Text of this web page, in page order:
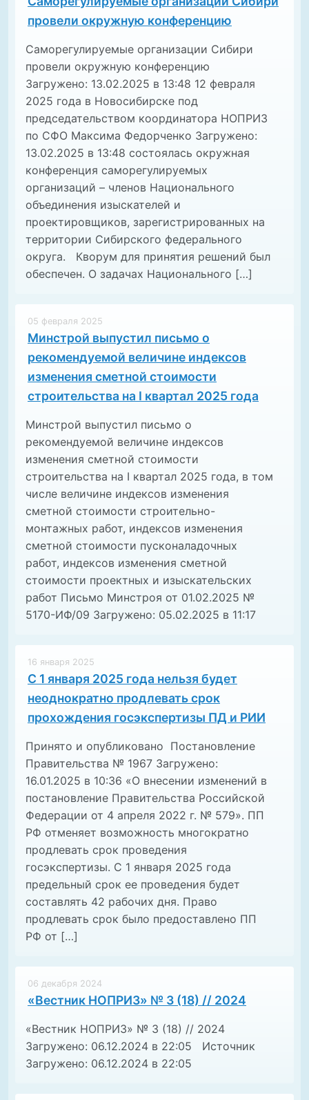
провели окружную конференцию
Саморегулируемые организации Сибири
провели окружную конференцию
Загружено: 13.02.2025 в 13:48 12 февраля
2025 года в Новосибирске под
председательством координатора НОПРИЗ
по СФО Максима Федорченко Загружено:
13.02.2025 в 13:48 состоялась окружная
конференция саморегулируемых
организаций – членов Национального
объединения изыскателей и
проектировщиков, зарегистрированных на
территории Сибирского федерального
округа. Кворум для принятия решений был
обеспечен. О задачах Национального […]
05 февраля 2025
Минстрой выпустил письмо о
рекомендуемой величине индексов
изменения сметной стоимости
строительства на I квартал 2025 года
Минстрой выпустил письмо о
рекомендуемой величине индексов
изменения сметной стоимости
строительства на I квартал 2025 года, в том
числе величине индексов изменения
сметной стоимости строительно-
монтажных работ, индексов изменения
сметной стоимости пусконаладочных
работ, индексов изменения сметной
стоимости проектных и изыскательских
работ Письмо Минстроя от 01.02.2025 №
5170-ИФ/09 Загружено: 05.02.2025 в 11:17
16 января 2025
С 1 января 2025 года нельзя будет
неоднократно продлевать срок
прохождения госэкспертизы ПД и РИИ
Принято и опубликовано Постановление
Правительства № 1967 Загружено:
16.01.2025 в 10:36 «О внесении изменений в
постановление Правительства Российской
Федерации от 4 апреля 2022 г. № 579». ПП
РФ отменяет возможность многократно
продлевать срок проведения
госэкспертизы. С 1 января 2025 года
предельный срок ее проведения будет
составлять 42 рабочих дня. Право
продлевать срок было предоставлено ПП
РФ от […]
06 декабря 2024
«Вестник НОПРИЗ» № 3 (18) // 2024
«Вестник НОПРИЗ» № 3 (18) // 2024
Загружено: 06.12.2024 в 22:05 Источник
Загружено: 06.12.2024 в 22:05